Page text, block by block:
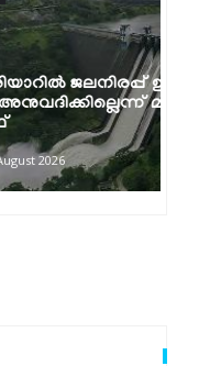
ഉയർത്താൻ
മോൻസ്